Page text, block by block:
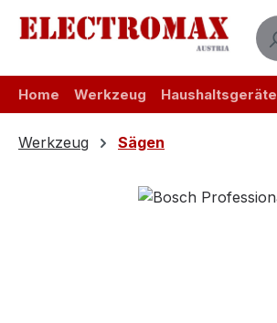
Hauptinhalt springen
Zur Suche springen
Zur Hauptnavigation springen
Home Werkzeug Haushaltsgeräte
Werkzeug Sägen
Bildergalerie überspringen